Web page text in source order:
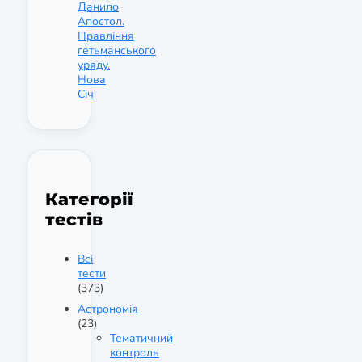
Данило
Апостол.
Правління
гетьманського
уряду.
Нова
Січ
Категорії
тестів
Всі
тести
(373)
Астрономія
(23)
Тематичний
контроль